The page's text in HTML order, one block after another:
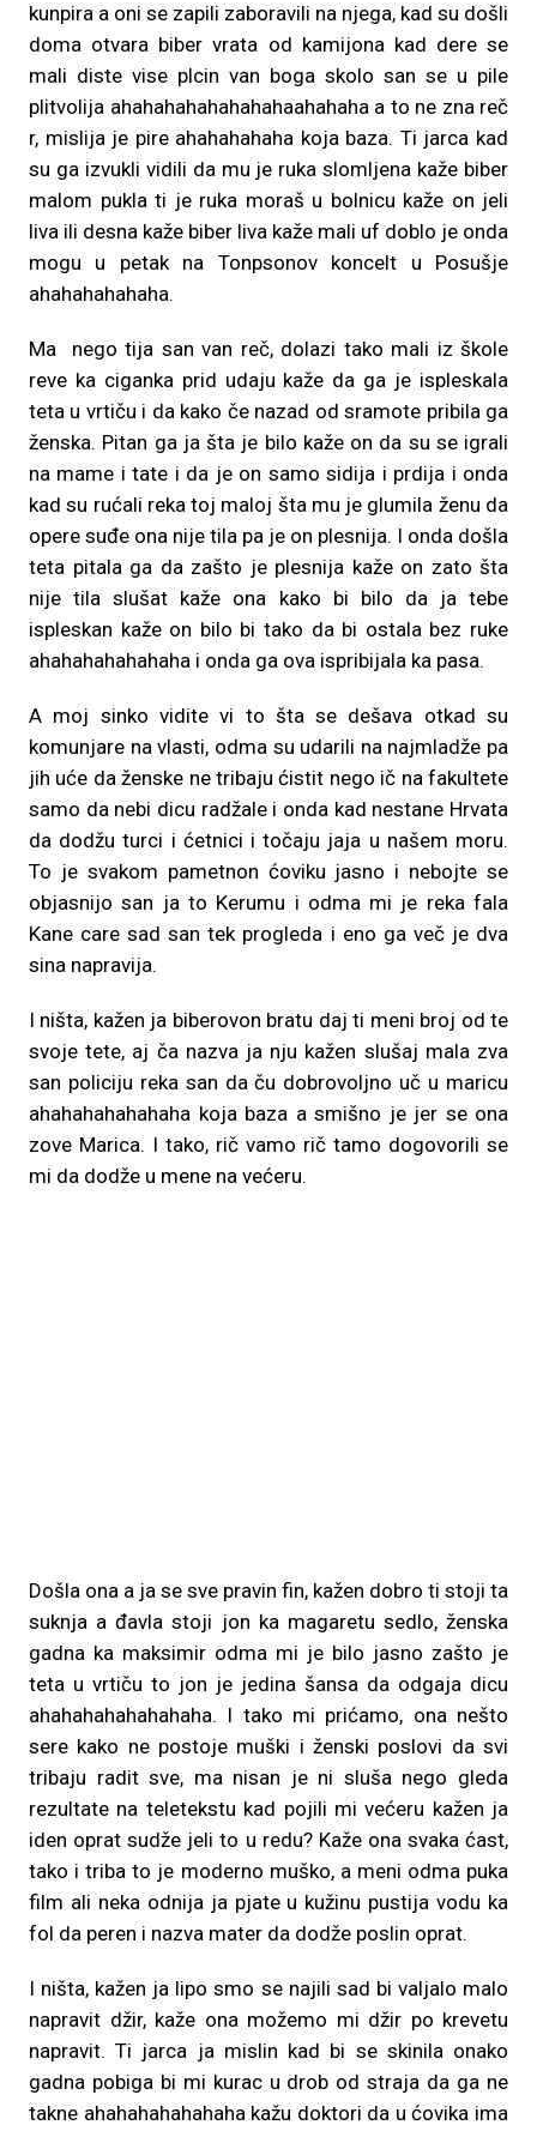
kunpira a oni se zapili zaboravili na njega, kad su došli
doma otvara biber vrata od kamijona kad dere se
mali diste vise plcin van boga skolo san se u pile
plitvolija ahahahahahahahahaahahaha a to ne zna reč
r, mislija je pire ahahahahaha koja baza. Ti jarca kad
su ga izvukli vidili da mu je ruka slomljena kaže biber
malom pukla ti je ruka moraš u bolnicu kaže on jeli
liva ili desna kaže biber liva kaže mali uf doblo je onda
mogu u petak na Tonpsonov koncelt u Posušje
ahahahahahaha.
Ma nego tija san van reč, dolazi tako mali iz škole
reve ka ciganka prid udaju kaže da ga je ispleskala
teta u vrtiču i da kako če nazad od sramote pribila ga
ženska. Pitan ga ja šta je bilo kaže on da su se igrali
na mame i tate i da je on samo sidija i prdija i onda
kad su rućali reka toj maloj šta mu je glumila ženu da
opere suđe ona nije tila pa je on plesnija. I onda došla
teta pitala ga da zašto je plesnija kaže on zato šta
nije tila slušat kaže ona kako bi bilo da ja tebe
ispleskan kaže on bilo bi tako da bi ostala bez ruke
ahahahahahahaha i onda ga ova ispribijala ka pasa.
A moj sinko vidite vi to šta se dešava otkad su
komunjare na vlasti, odma su udarili na najmladže pa
jih uće da ženske ne tribaju ćistit nego ič na fakultete
samo da nebi dicu radžale i onda kad nestane Hrvata
da dodžu turci i ćetnici i točaju jaja u našem moru.
To je svakom pametnon ćoviku jasno i nebojte se
objasnijo san ja to Kerumu i odma mi je reka fala
Kane care sad san tek progleda i eno ga več je dva
sina napravija.
I ništa, kažen ja biberovon bratu daj ti meni broj od te
svoje tete, aj ča nazva ja nju kažen slušaj mala zva
san policiju reka san da ču dobrovoljno uč u maricu
ahahahahahahaha koja baza a smišno je jer se ona
zove Marica. I tako, rič vamo rič tamo dogovorili se
mi da dodže u mene na većeru.
Došla ona a ja se sve pravin fin, kažen dobro ti stoji ta
suknja a đavla stoji jon ka magaretu sedlo, ženska
gadna ka maksimir odma mi je bilo jasno zašto je
teta u vrtiču to jon je jedina šansa da odgaja dicu
ahahahahahahahaha. I tako mi prićamo, ona nešto
sere kako ne postoje muški i ženski poslovi da svi
tribaju radit sve, ma nisan je ni sluša nego gleda
rezultate na teletekstu kad pojili mi većeru kažen ja
iden oprat sudže jeli to u redu? Kaže ona svaka ćast,
tako i triba to je moderno muško, a meni odma puka
film ali neka odnija ja pjate u kužinu pustija vodu ka
fol da peren i nazva mater da dodže poslin oprat.
I ništa, kažen ja lipo smo se najili sad bi valjalo malo
napravit džir, kaže ona možemo mi džir po krevetu
napravit. Ti jarca ja mislin kad bi se skinila onako
gadna pobiga bi mi kurac u drob od straja da ga ne
takne ahahahahahahaha kažu doktori da u ćovika ima